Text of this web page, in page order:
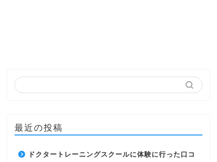
最近の投稿
ドクタートレーニングスクールに体験に行った口コ